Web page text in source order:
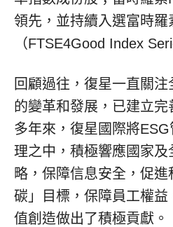
領先，並持續入選富時羅
（FTSE4Good Index
回顧過往，復星一直關
的變革和發展，已建立完
多年來，復星國際將
理之中，積極響應國家
略，保障信息安全，促
碳」目標，保障員工權
值創造做出了積極貢獻。